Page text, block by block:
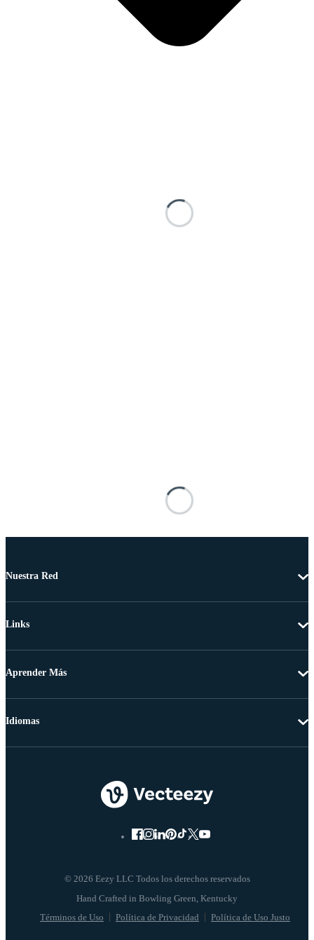
Nuestra Red
Links
Aprender Más
© 2026 Eezy LLC Todos los derechos reservados
Términos de Uso Política de Privacidad Política de Uso Justo
Idiomas